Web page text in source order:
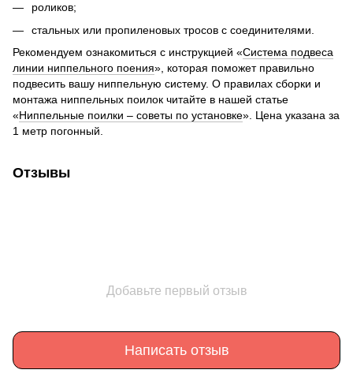
роликов;
стальных или пропиленовых тросов с соединителями.
Рекомендуем ознакомиться с инструкцией «Система подвеса
линии ниппельного поения», которая поможет правильно
подвесить вашу ниппельную систему. О правилах сборки и
монтажа ниппельных поилок читайте в нашей статье
«Ниппельные поилки – советы по установке». Цена указана за
1 метр погонный.
Отзывы
Добавьте первый отзыв
Написать отзыв